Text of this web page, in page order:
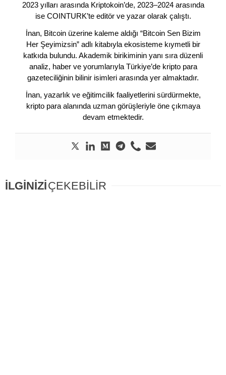
2023 yılları arasında Kriptokoin’de, 2023–2024 arasında
ise COINTURK’te editör ve yazar olarak çalıştı.
İnan, Bitcoin üzerine kaleme aldığı “Bitcoin Sen Bizim
Her Şeyimizsin” adlı kitabıyla ekosisteme kıymetli bir
katkıda bulundu. Akademik birikiminin yanı sıra düzenli
analiz, haber ve yorumlarıyla Türkiye’de kripto para
gazeteciliğinin bilinir isimleri arasında yer almaktadır.
İnan, yazarlık ve eğitimcilik faaliyetlerini sürdürmekte,
kripto para alanında uzman görüşleriyle öne çıkmaya
devam etmektedir.
İLGİNİZİÇEKEBİLİR